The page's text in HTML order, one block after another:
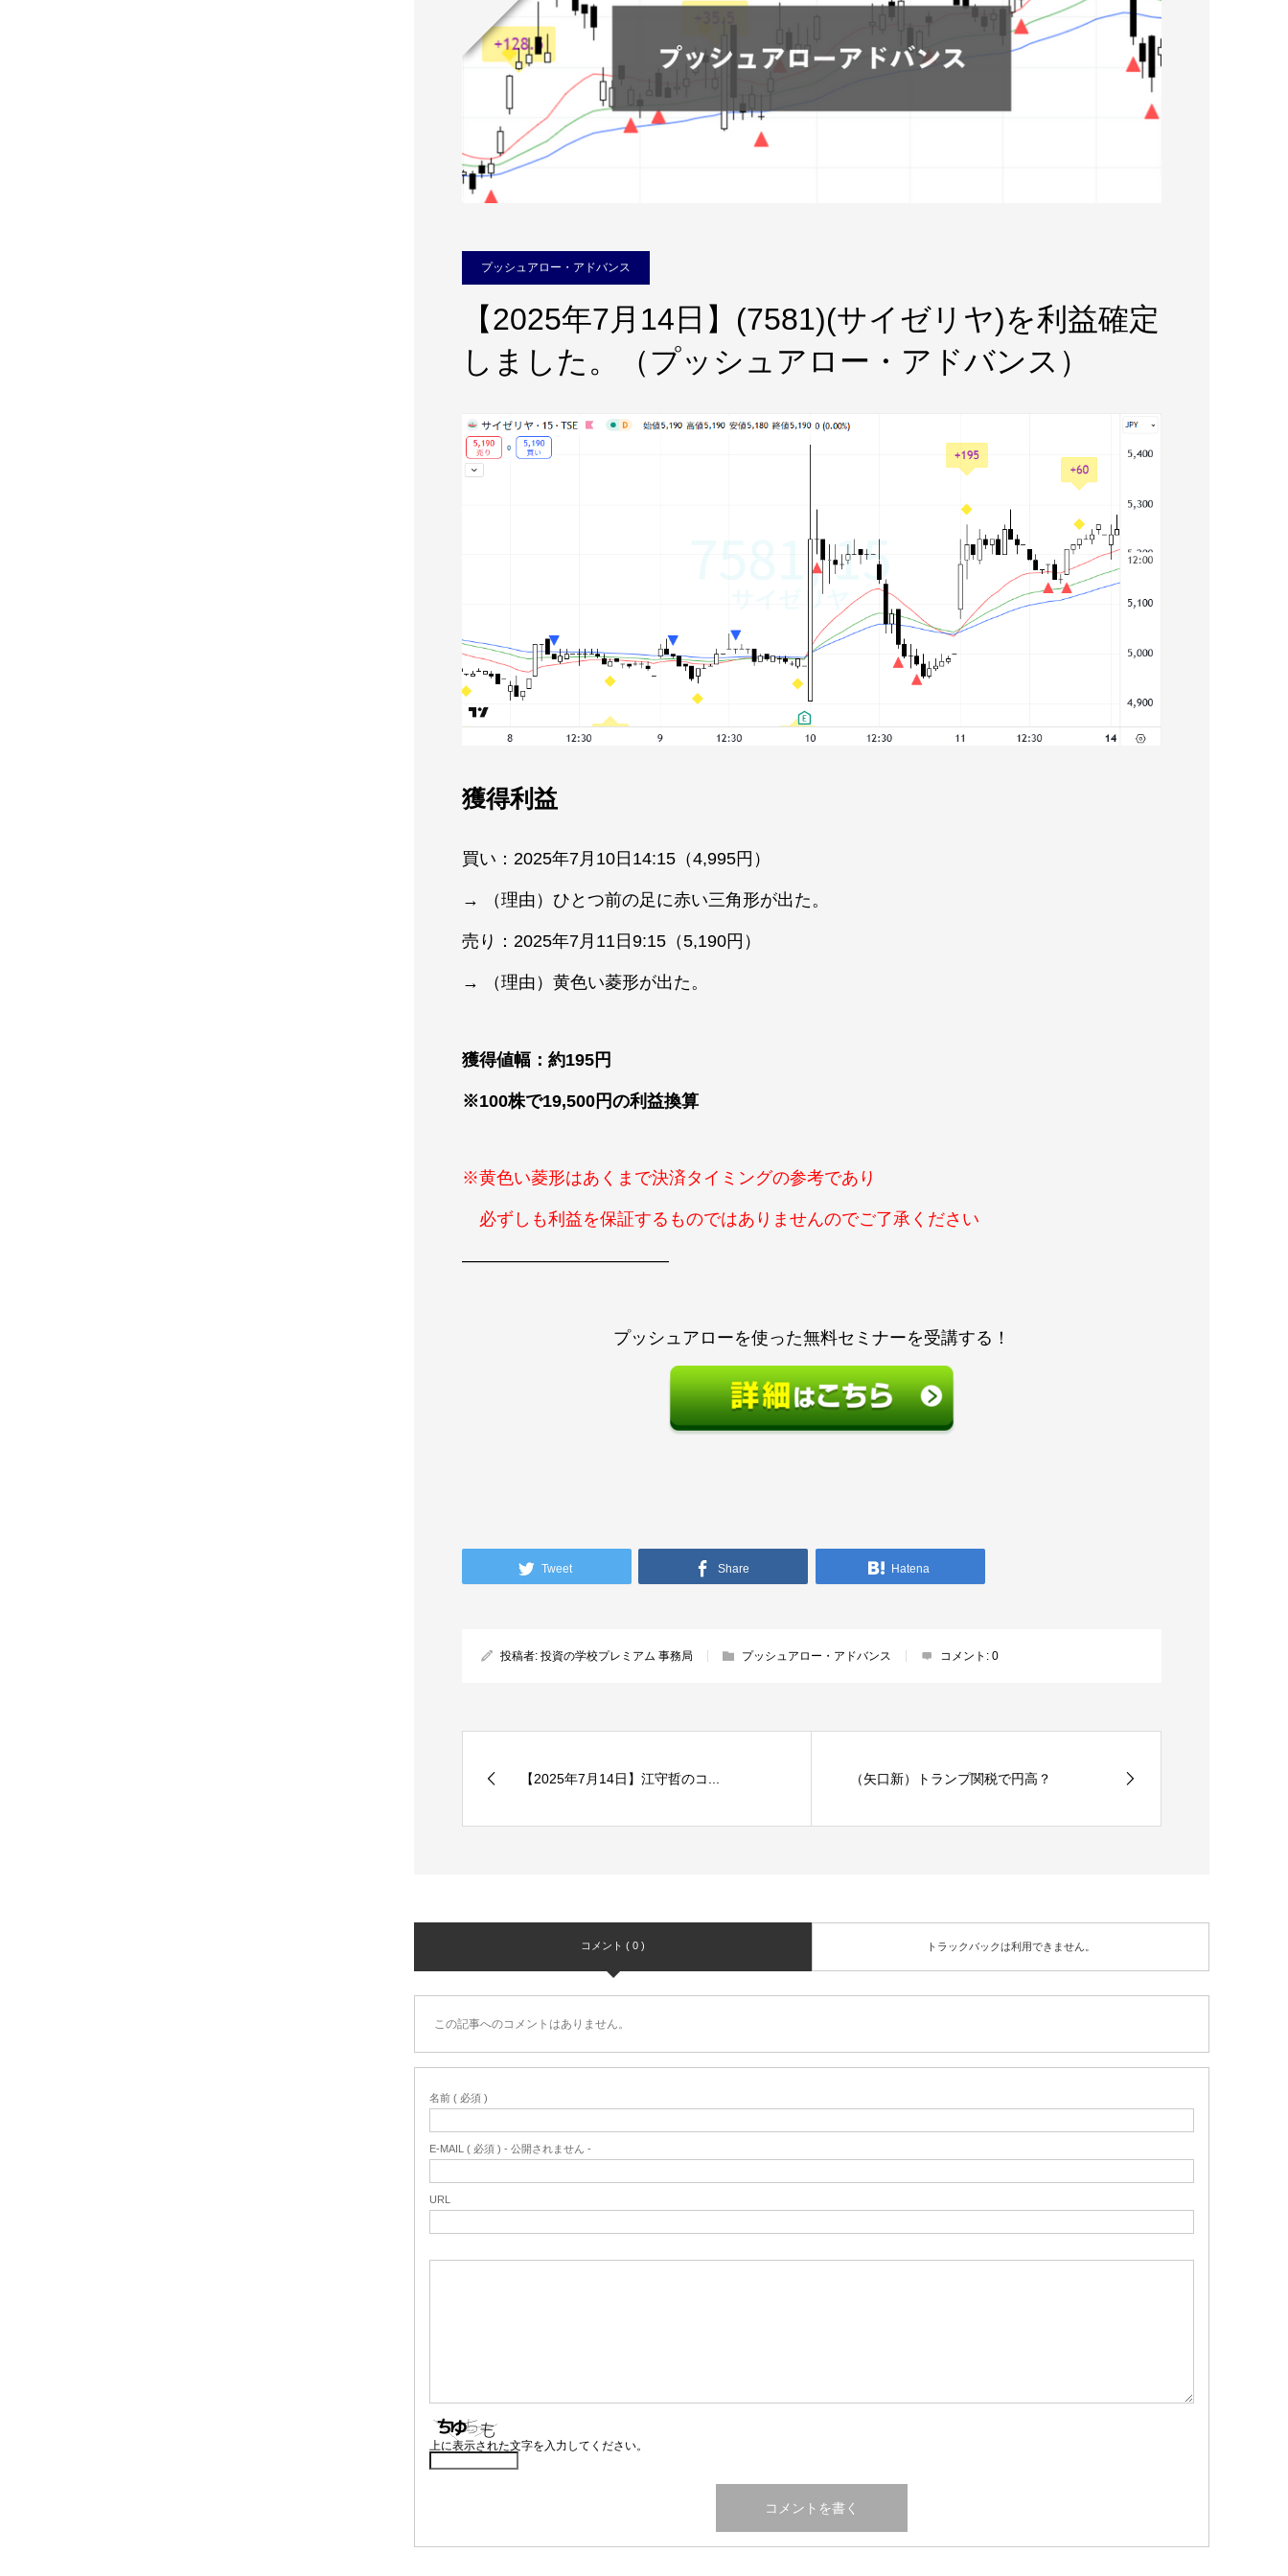
プッシュアロー・アドバンス
【2025年7月14日】(7581)(サイゼリヤ)を利益確定
しました。（プッシュアロー・アドバンス）
獲得利益
買い：2025年7月10日14:15（4,995円）
→ （理由）ひとつ前の足に赤い三角形が出た。
売り：2025年7月11日9:15（5,190円）
→ （理由）黄色い菱形が出た。
獲得値幅：約195円
※100株で19,500円の利益換算
※黄色い菱形はあくまで決済タイミングの参考であり
必ずしも利益を保証するものではありませんのでご了承ください
————————————
プッシュアローを使った無料セミナーを受講する！
Tweet Share Hatena
投稿者:投資の学校プレミアム 事務局 プッシュアロー・アドバンス コメント:0
【2025年7月14日】江守哲のコ... （矢口新）トランプ関税で円高？
コメント ( 0 ) トラックバックは利用できません。
この記事へのコメントはありません。
名前 ( 必須 )
E-MAIL ( 必須 ) - 公開されません -
URL
上に表示された文字を入力してください。